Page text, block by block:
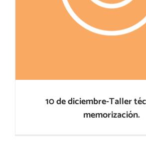
10 de diciembre-Taller
memorización.